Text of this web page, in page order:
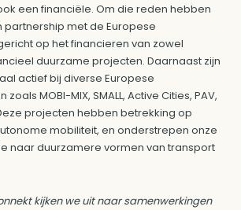
een financiële. Om die reden hebben
met de Europese
op het financieren van zowel
duurzame projecten. Daarnaast zijn
actief bij diverse Europese
MOBI-MIX, SMALL, Active Cities, PAV,
Deze projecten hebben betrekking op
mobiliteit, en onderstrepen onze
naar duurzamere vormen van transport
kijken we uit naar samenwerkingen